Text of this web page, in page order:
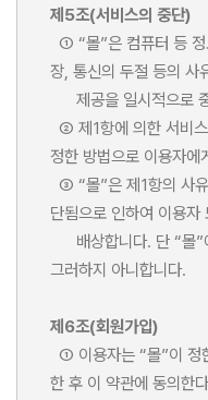
제5조(서비스의 중단)
① “몰”은 컴퓨터 등
장, 통신의 두절 등의 사
제공을 일시적으로
② 제1항에 의한 서비
정한 방법으로 이용자에
③ “몰”은 제1항의 사
단됨으로 인하여 이용
배상합니다. 단 “몰”
그러하지 아니합니다.
제6조(회원가입)
① 이용자는 “몰”이 정
한 후 이 약관에 동의한